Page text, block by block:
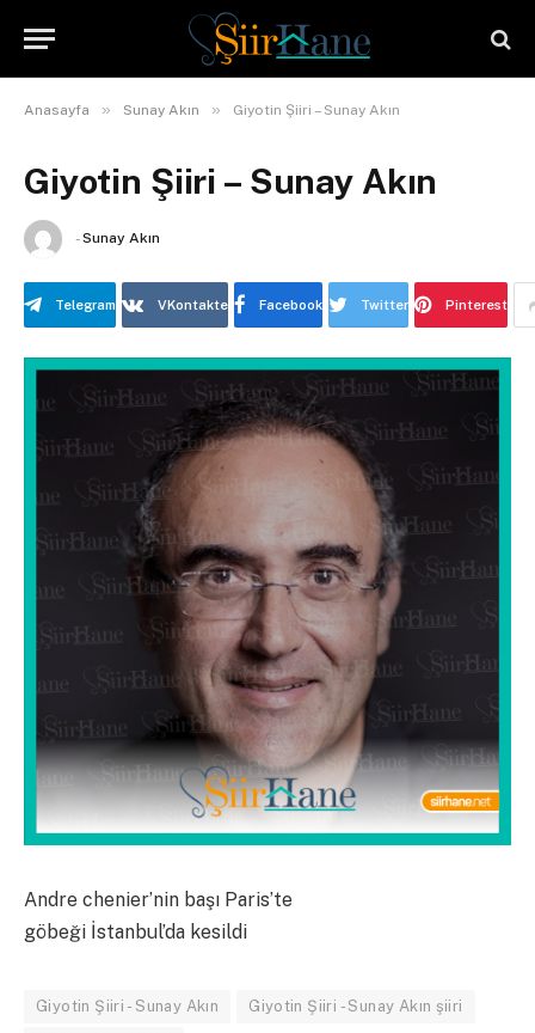
Anasayfa » Sunay Akın » Giyotin Şiiri – Sunay Akın
Giyotin Şiiri – Sunay Akın
-Sunay Akın
Telegram VKontakte Facebook Twitter Pinterest
Andre chenier’nin başı Paris’te
göbeği İstanbul’da kesildi
Giyotin Şiiri - Sunay Akın Giyotin Şiiri - Sunay Akın şiiri